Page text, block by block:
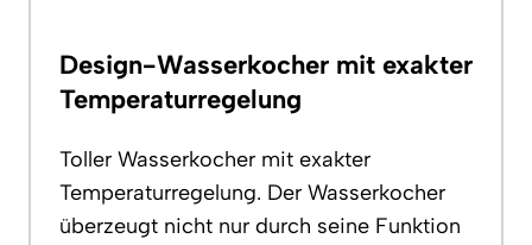
Design-Wasserkocher mit exakter
Temperaturregelung
Toller Wasserkocher mit exakter
Temperaturregelung. Der Wasserkocher
überzeugt nicht nur durch seine Funktion